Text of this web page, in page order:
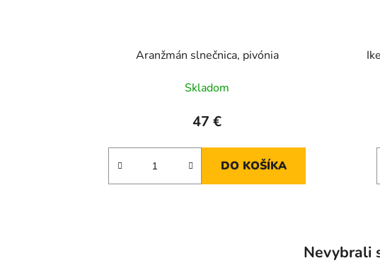
Aranžmán slnečnica, pivónia
Skladom
47 €
DO KOŠÍKA
Nevybrali